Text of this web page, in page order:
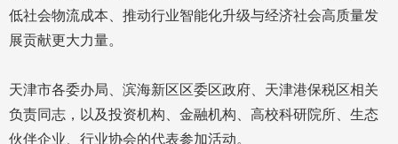
低社会物流成本、推动行业智能化升级与经济社会高质量发
展贡献更大力量。
天津市各委办局、滨海新区区委区政府、天津港保税区相关
负责同志，以及投资机构、金融机构、高校科研院所、生态
伙伴企业、行业协会的代表参加活动。